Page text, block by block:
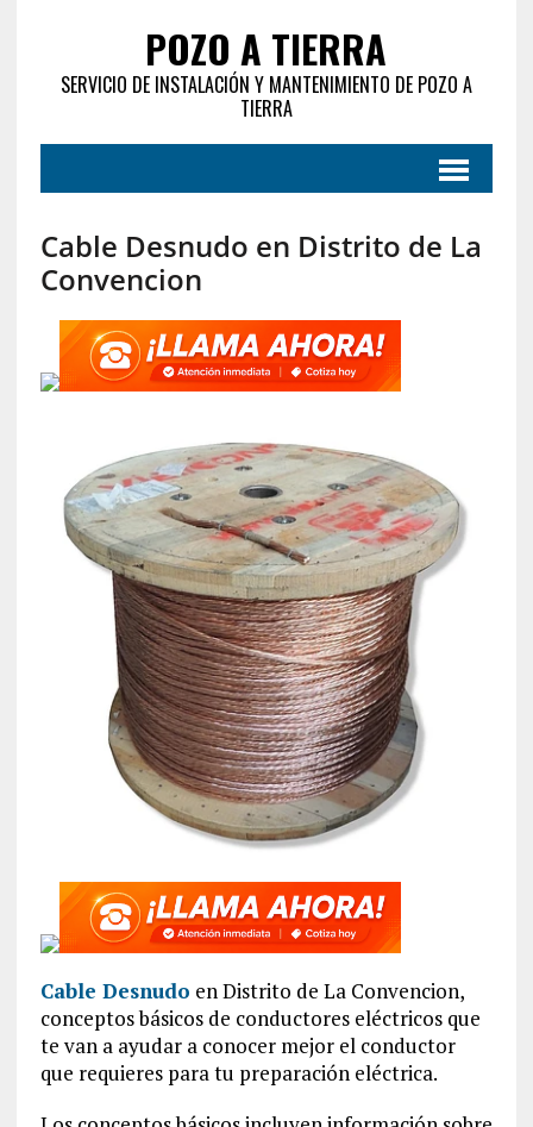
POZO A TIERRA
SERVICIO DE INSTALACIÓN Y MANTENIMIENTO DE POZO A
TIERRA
Cable Desnudo en Distrito de La
Convencion‎
Cable Desnudo en Distrito de La Convencion‎,
conceptos básicos de conductores eléctricos que
te van a ayudar a conocer mejor el conductor
que requieres para tu preparación eléctrica.